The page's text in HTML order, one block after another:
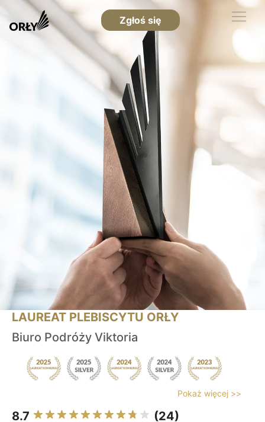
Zgłoś się
LAUREAT PLEBISCYTU ORŁY
Biuro Podróży Viktoria
Pokaż więcej >>
8.7 (24)